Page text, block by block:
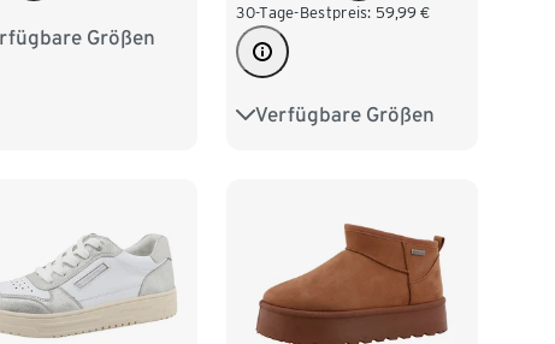
Größen
38 39 40
30-Tage-Bestpreis: 59,99 €
Verfügbare Größen
37 38 39 40